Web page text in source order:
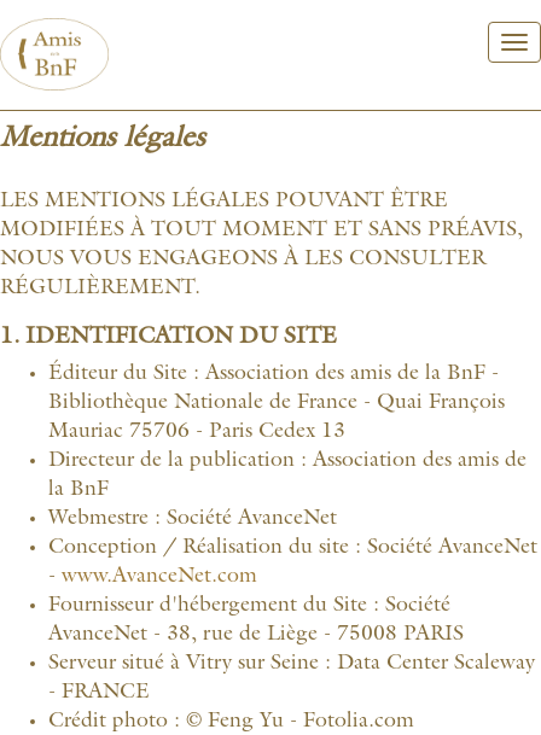
au
contenu
Mentions légales
LES MENTIONS LÉGALES POUVANT ÊTRE
MODIFIÉES À TOUT MOMENT ET SANS PRÉAVIS,
NOUS VOUS ENGAGEONS À LES CONSULTER
RÉGULIÈREMENT.
1. IDENTIFICATION DU SITE
Éditeur du Site : Association des amis de la BnF -
Bibliothèque Nationale de France - Quai François
Mauriac 75706 - Paris Cedex 13
Directeur de la publication : Association des amis de
la BnF
Webmestre : Société AvanceNet
Conception / Réalisation du site : Société AvanceNet
- www.AvanceNet.com
Fournisseur d'hébergement du Site : Société
AvanceNet - 38, rue de Liège - 75008 PARIS
Serveur situé à Vitry sur Seine : Data Center Scaleway
- FRANCE
Crédit photo : © Feng Yu - Fotolia.com